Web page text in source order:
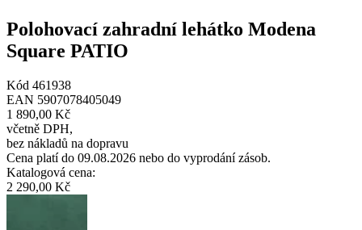
Polohovací zahradní lehátko Modena
Square PATIO
Kód 461938
EAN 5907078405049
1 890,00 Kč
včetně DPH,
bez nákladů na dopravu
Cena platí do 09.08.2026 nebo do vyprodání zásob.
Katalogová cena:
2 290,00 Kč